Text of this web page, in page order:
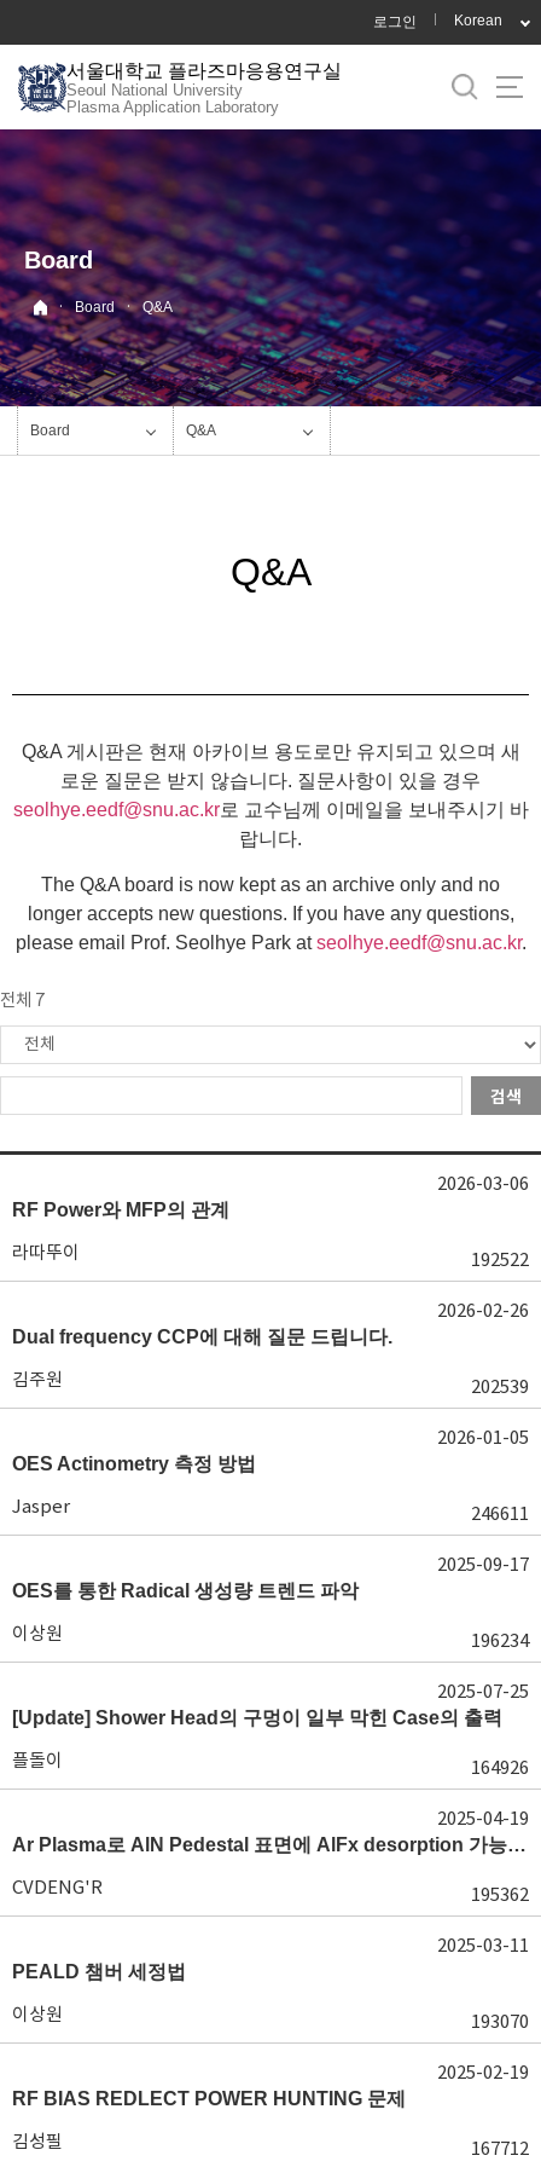
로
메
뉴
로그인 Korean
서울대학교 플라즈마응용연구실
Seoul National University
Plasma Application Laboratory
Board
· Board · Q&A
Board Q&A
Q&A
Q&A 게시판은 현재 아카이브 용도로만 유지되고 있으며 새
로운 질문은 받지 않습니다. 질문사항이 있을 경우
seolhye.eedf@snu.ac.kr로 교수님께 이메일을 보내주시기 바
랍니다.
The Q&A board is now kept as an archive only and no
longer accepts new questions. If you have any questions,
please email Prof. Seolhye Park atseolhye.eedf@snu.ac.kr.
전체 7
검색
RF Power와 MFP의 관계
라따뚜이 192522
2026-03-06
Dual frequency CCP에 대해 질문 드립니다.
김주원 202539
2026-02-26
OES Actinometry 측정 방법
Jasper 246611
2026-01-05
OES를 통한 Radical 생성량 트렌드 파악
이상원 196234
2025-09-17
[Update] Shower Head의 구멍이 일부 막힌 Case의 출력
플돌이 164926
2025-07-25
Ar Plasma로 AlN Pedestal 표면에 AlFx desorption 가능 여부가 궁금합니다.
CVDENG'R 195362
2025-04-19
PEALD 챔버 세정법
이상원 193070
2025-03-11
RF BIAS REDLECT POWER HUNTING 문제
김성필 167712
2025-02-19